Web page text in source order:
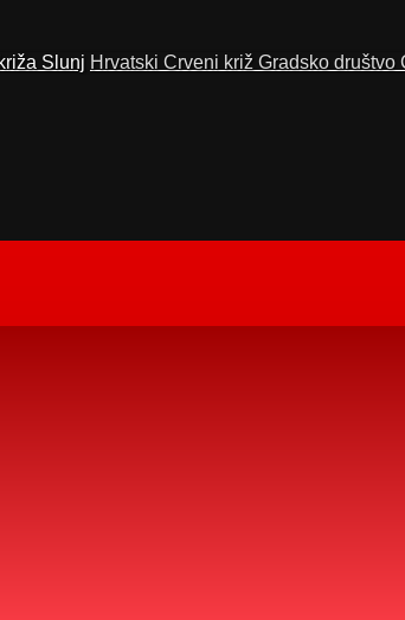
Hrvatski Crveni križ Gradsko društvo